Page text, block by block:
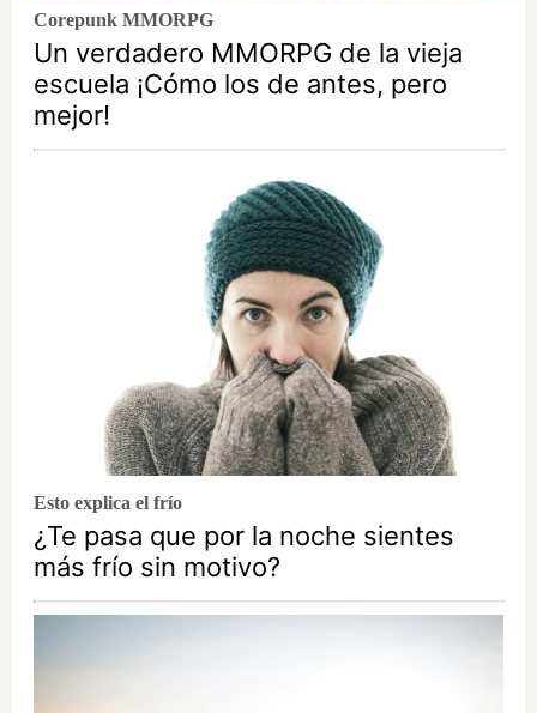
Corepunk MMORPG
Un verdadero MMORPG de la vieja
escuela ¡Cómo los de antes, pero
mejor!
Esto explica el frío
¿Te pasa que por la noche sientes
más frío sin motivo?